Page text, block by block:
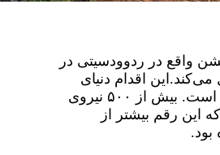
واقع در ردوودسیتی در
می‌کند.این اقدام دنیای
انیمیشن را شوکه کرده است. بیش از ۵۰۰ نیروی
این رقم بیشتر از